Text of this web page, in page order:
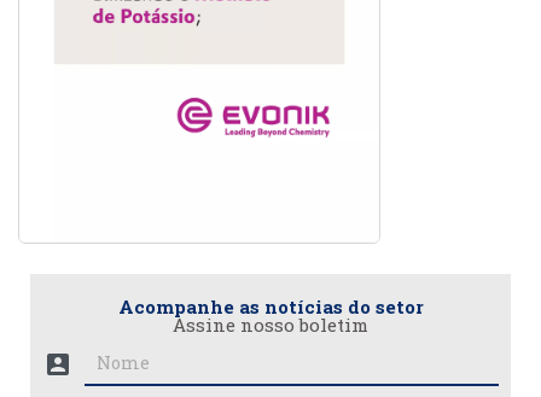
Acompanhe as notícias do setor
Assine nosso boletim
account_box